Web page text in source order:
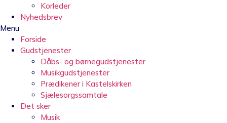
Korleder
Nyhedsbrev
Menu
Forside
Gudstjenester
Dåbs- og børnegudstjenester
Musikgudstjenester
Prædikener i Kastelskirken
Sjælesorgssamtale
Det sker
Musik